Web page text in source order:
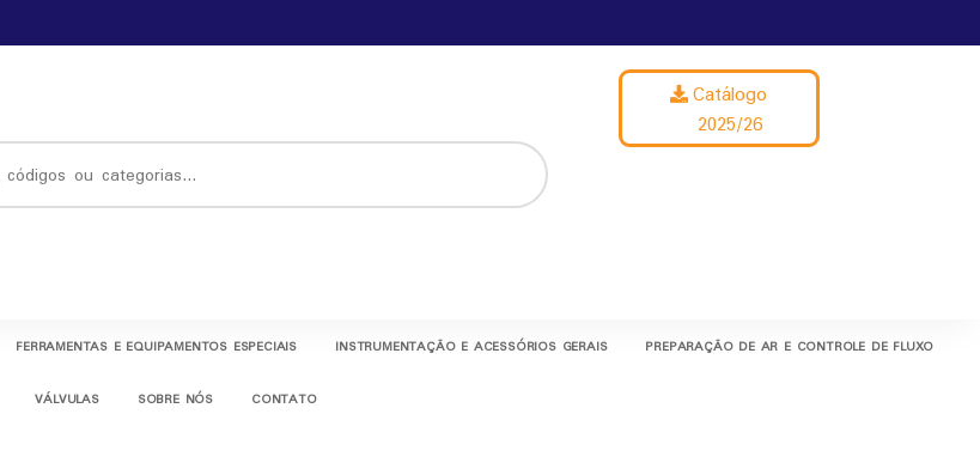
Catálogo
2025/26
FERRAMENTAS E EQUIPAMENTOS ESPECIAIS INSTRUMENTAÇÃO E ACESSÓRIOS GERAIS PREPARAÇÃO DE AR E CONTROLE DE FLUXO
VÁLVULAS SOBRE NÓS CONTATO